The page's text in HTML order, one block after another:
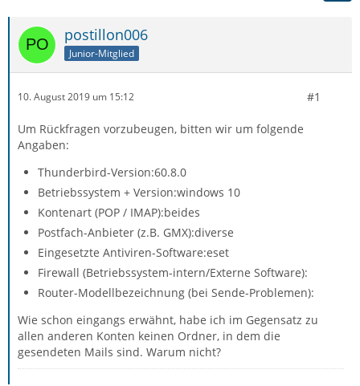
postillon006
Junior-Mitglied
10. August 2019 um 15:12 #1
Um Rückfragen vorzubeugen, bitten wir um folgende
Angaben:
Thunderbird-Version:60.8.0
Betriebssystem + Version:windows 10
Kontenart (POP / IMAP):beides
Postfach-Anbieter (z.B. GMX):diverse
Eingesetzte Antiviren-Software:eset
Firewall (Betriebssystem-intern/Externe Software):
Router-Modellbezeichnung (bei Sende-Problemen):
Wie schon eingangs erwähnt, habe ich im Gegensatz zu
allen anderen Konten keinen Ordner, in dem die
gesendeten Mails sind. Warum nicht?